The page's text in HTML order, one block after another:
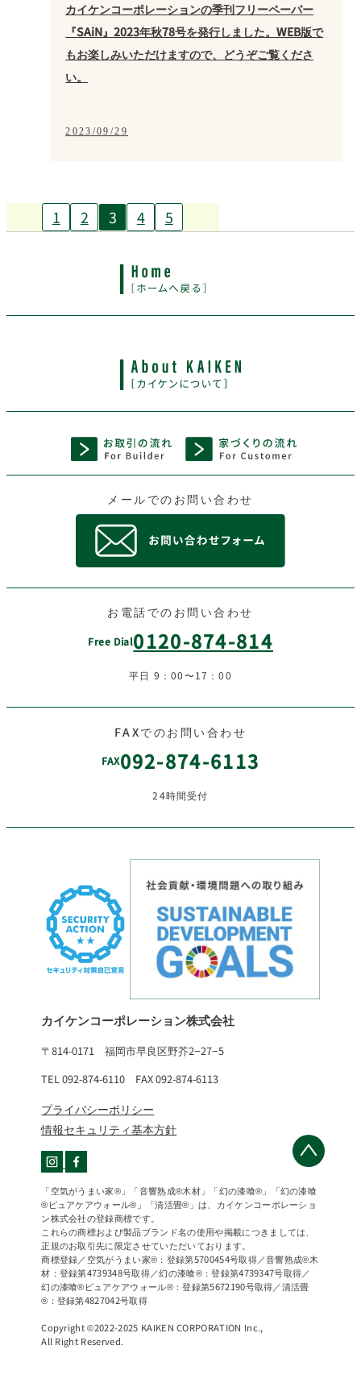
カイケンコーポレーションの季刊フリーペーパー
『SAiN』2023年秋78号を発行しました。WEB版で
もお楽しみいただけますので、どうぞご覧くださ
い。
2023/09/29
1 2 3 4 5
メールでのお問い合わせ
お電話でのお問い合わせ
Free Dial0120-874-814
平日 9：00〜17：00
FAXでのお問い合わせ
FAX092-874-6113
24時間受付
カイケンコーポレーション株式会社
〒814-0171 福岡市早良区野芥2−27−5
TEL 092-874-6110 FAX 092-874-6113
プライバシーポリシー
情報セキュリティ基本方針
「空気がうまい家®」「音響熟成®木材」「幻の漆喰®」「幻の漆喰
®ピュアケアウォール®」「清活畳®」は、カイケンコーポレーショ
ン株式会社の登録商標です。
これらの商標および製品ブランド名の使用や掲載につきましては、
正規のお取引先に限定させていただいております。
商標登録／空気がうまい家®：登録第5700454号取得／音響熟成®木
材：登録第4739348号取得／幻の漆喰®：登録第4739347号取得／
幻の漆喰®ピュアケアウォール®：登録第5672190号取得／清活畳
®：登録第4827042号取得
Copyright ©2022-2025 KAIKEN CORPORATION Inc.,
All Right Reserved.